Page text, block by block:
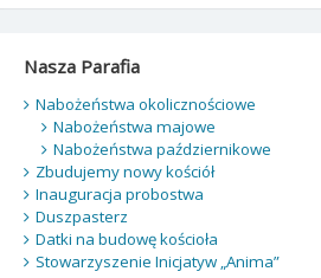
Nasza Parafia
Nabożeństwa okolicznościowe
Nabożeństwa majowe
Nabożeństwa październikowe
Zbudujemy nowy kościół
Inauguracja probostwa
Duszpasterz
Datki na budowę kościoła
Stowarzyszenie Inicjatyw „Anima”